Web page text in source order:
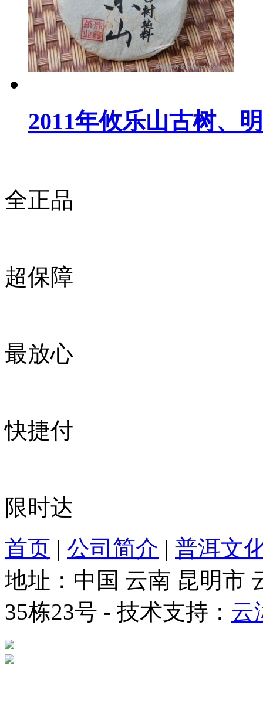
2011年攸乐山古树、
全正品
超保障
最放心
快捷付
限时达
首页 | 公司简介 | 普洱文
地址：中国 云南 昆明市
35栋23号 - 技术支持： 云